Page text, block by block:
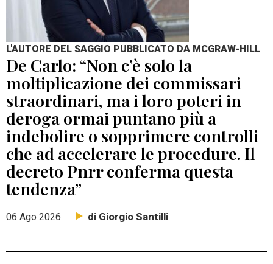
L'AUTORE DEL SAGGIO PUBBLICATO DA MCGRAW-HILL
De Carlo: “Non c’è solo la
moltiplicazione dei commissari
straordinari, ma i loro poteri in
deroga ormai puntano più a
indebolire o sopprimere controlli
che ad accelerare le procedure. Il
decreto Pnrr conferma questa
tendenza”
06 Ago 2026 di Giorgio Santilli